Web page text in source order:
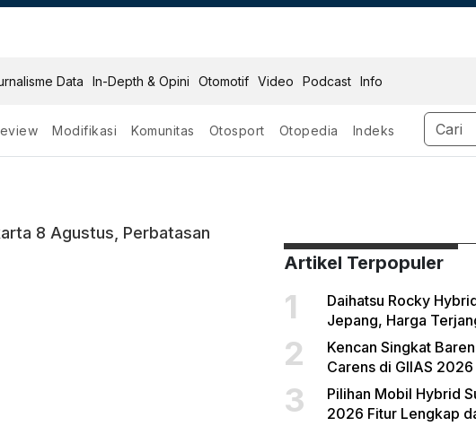
Data In-Depth & Opini Otomotif Video Podcast Info
Modifikasi Komunitas Otosport Otopedia Indeks
8 Agustus, Perbatasan
Artikel Terpopuler
1
Daihatsu Rocky
Jepang, Harga
2
Kencan Singkat
Carens di GIIAS 2026
3
Pilihan Mobil Hybrid
2026 Fitur Lengkap